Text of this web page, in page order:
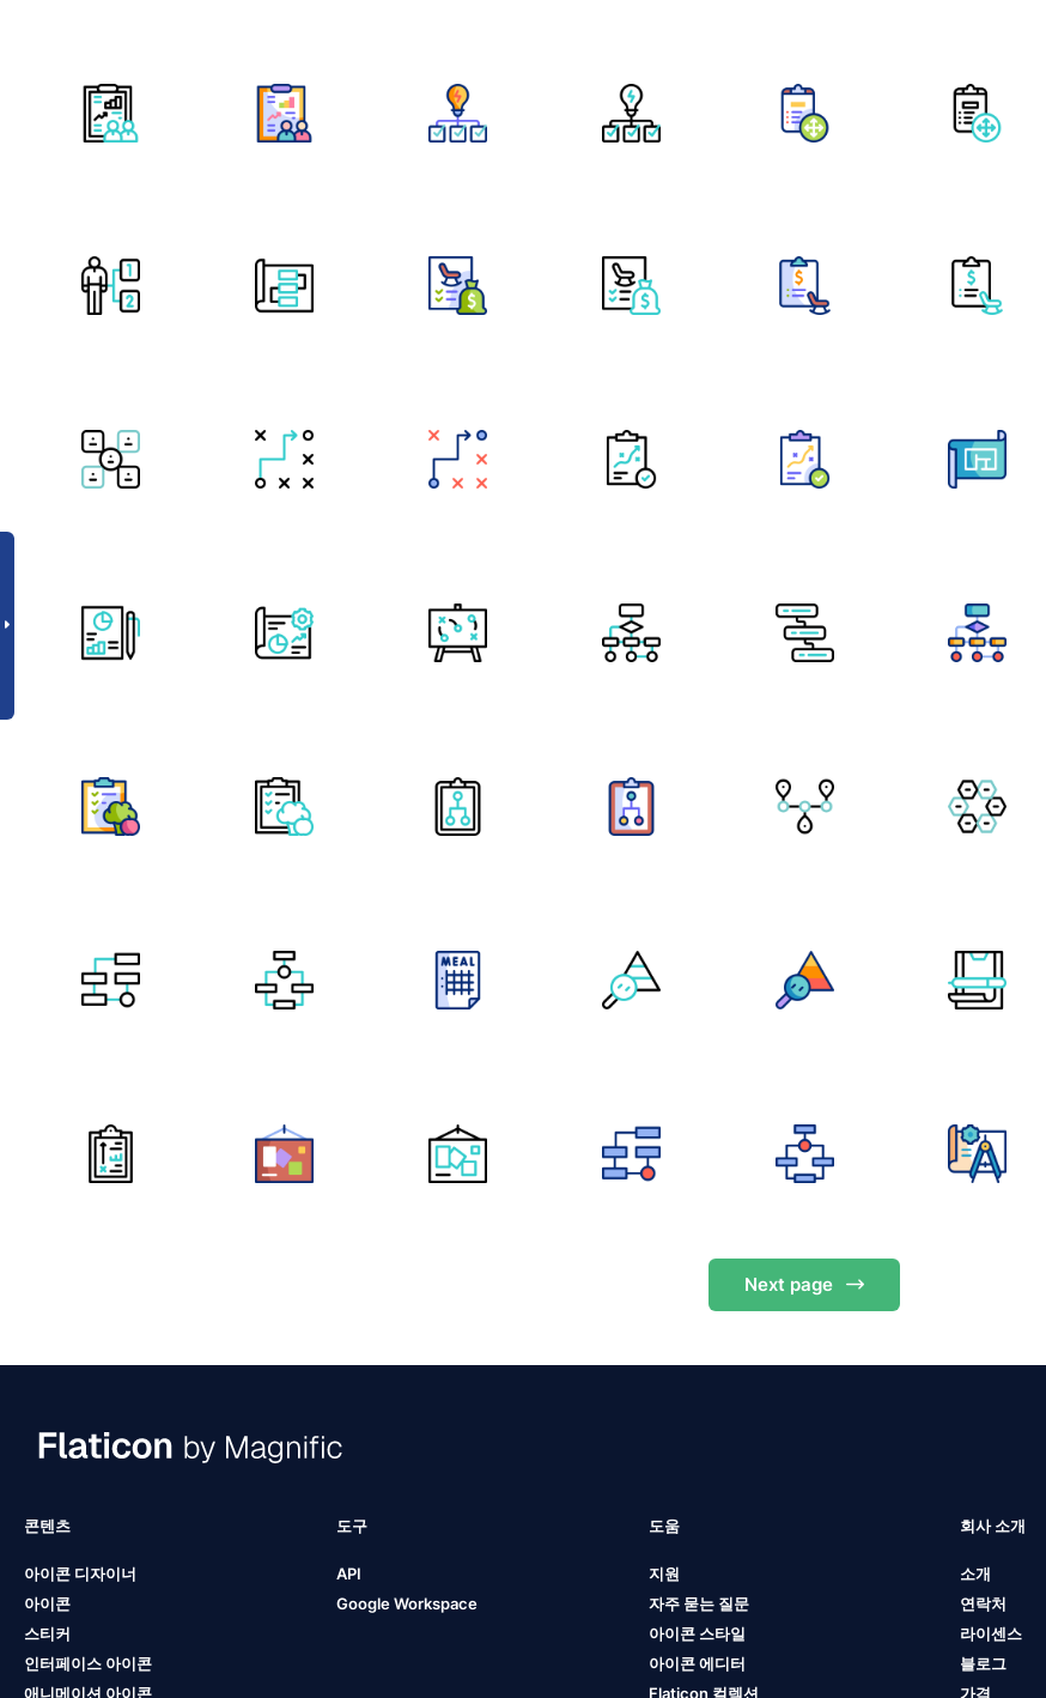
Next page
콘텐츠
아이콘 디자이너
아이콘
스티커
인터페이스 아이콘
애니메이션 아이콘
도구
API
Google Workspace
도움
지원
자주 묻는 질문
아이콘 스타일
아이콘 에디터
Flaticon 컬렉션
회사 소개
소개
연락처
라이센스
블로그
가격